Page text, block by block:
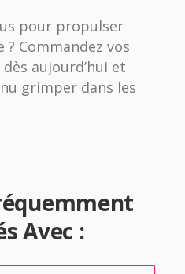
pour propulser
Commandez vos
aujourd’hui et
grimper dans les
Avec :